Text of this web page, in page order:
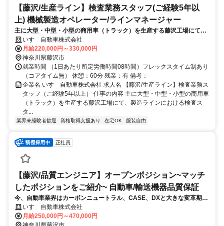
【藤沢/生産ライン】検査業務スタッフ(ご経験5年以
上) 機械製造オペレーター/ラインマネージャー
主に大型・中型・小型の商用車（トラック）を生産する藤沢工場にて、
製造ラインにおける検査スタッフ（正社員）としてご活躍いただきま
す。ご自身の五感をフル活用してものづくりの品質を維持し、製品の安
全・安心
いすゞ自動車株式会社
月給220,000円～330,000円
神奈川県藤沢市
就業時間 （1日あたり所定労働時間08時間）フレックスタイム制あり
（コアタイム無） 休憩：60分 残業：有 備考：
企業名 いすゞ自動車株式会社 求人名 【藤沢/生産ライン】検査業務ス
タッフ（ご経験5年以上） 仕事の内容 主に大型・中型・小型の商用車
（トラック）を生産する藤沢工場にて、製造ラインにおける検査ス
タ...
業界未経験者歓迎 資格取得支援あり 在宅OK 服装自由
正社員
【藤沢/品質エンジニア】オープンポジション~マッチ
したポジションをご紹介~ 自動車/輸送機器品質保証
今、自動車業界はカーボンニュートラル、CASE、DXと大きな変革期に
あります。時代の流れに対応し、商品の品質を守る品質管理や品質保証
のポジションも新たに強化するためオープンポジションにて募集しま
いすゞ自動車株式会社
月給250,000円～470,000円